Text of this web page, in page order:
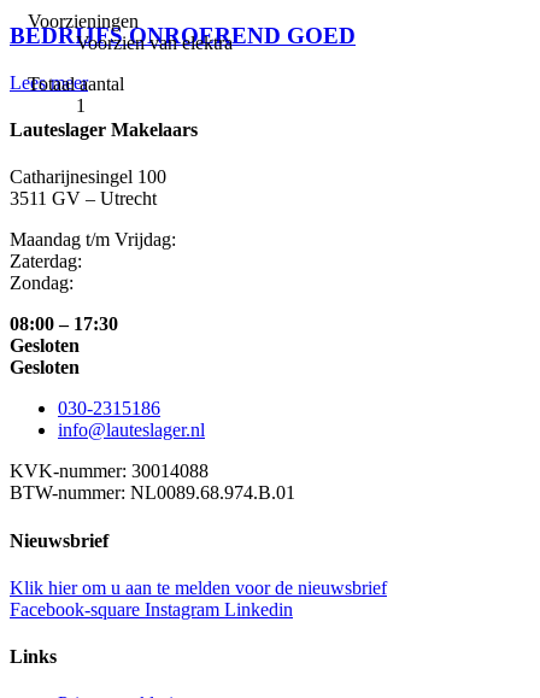
Voorzieningen
Voorzien van elektra
Totaal aantal
1
BEDRIJFS ONROEREND GOED
Lees meer
Lauteslager Makelaars
Catharijnesingel 100
3511 GV – Utrecht
Maandag t/m Vrijdag:
Zaterdag:
Zondag:
08:00 – 17:30
Gesloten
Gesloten
030-2315186
info@lauteslager.nl
KVK-nummer: 30014088
BTW-nummer: NL0089.68.974.B.01
Nieuwsbrief
Klik hier om u aan te melden voor de nieuwsbrief
Facebook-square Instagram Linkedin
Links